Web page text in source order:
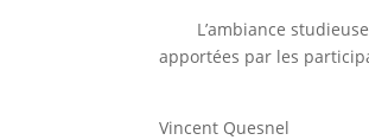
L’ambiance studieuse
apportées par les
Vincent Quesnel